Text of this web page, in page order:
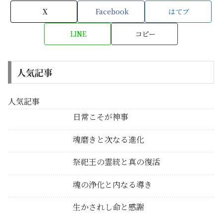
X Facebook はてブ
LINE コピー
人気記事
人気記事
日常こそが神事
魂磨きと次なる進化
祭祀王の霊統と真の復活
魂の浄化と内なる導き
生かされし命と感謝